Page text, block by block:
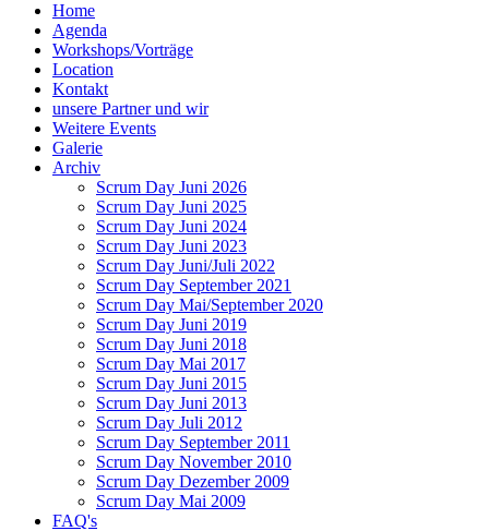
Home
Agenda
Workshops/Vorträge
Location
Kontakt
unsere Partner und wir
Weitere Events
Galerie
Archiv
Scrum Day Juni 2026
Scrum Day Juni 2025
Scrum Day Juni 2024
Scrum Day Juni 2023
Scrum Day Juni/Juli 2022
Scrum Day September 2021
Scrum Day Mai/September 2020
Scrum Day Juni 2019
Scrum Day Juni 2018
Scrum Day Mai 2017
Scrum Day Juni 2015
Scrum Day Juni 2013
Scrum Day Juli 2012
Scrum Day September 2011
Scrum Day November 2010
Scrum Day Dezember 2009
Scrum Day Mai 2009
FAQ's